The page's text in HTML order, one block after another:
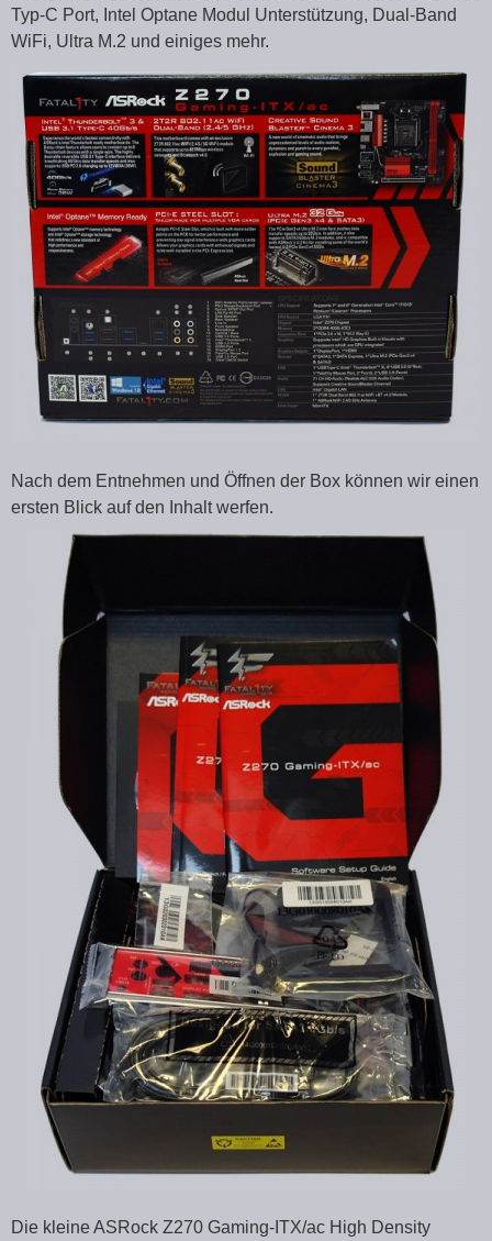
Typ-C Port, Intel Optane Modul Unterstützung, Dual-Band
WiFi, Ultra M.2 und einiges mehr.
Nach dem Entnehmen und Öffnen der Box können wir einen
ersten Blick auf den Inhalt werfen.
Die kleine ASRock Z270 Gaming-ITX/ac High Density